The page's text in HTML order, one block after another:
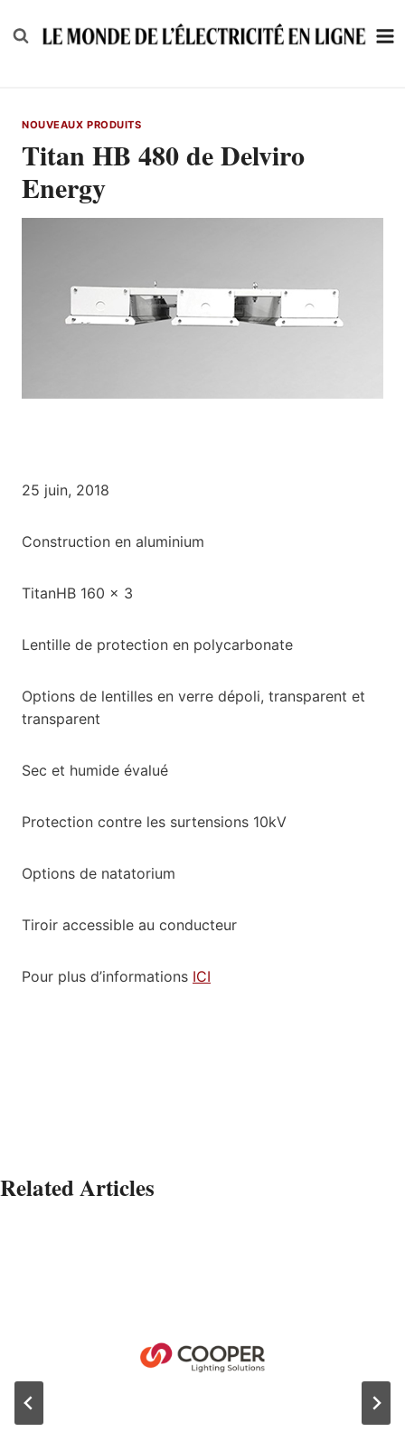
to
NOUVEAUX PRODUITS
Titan HB 480 de Delviro
Energy
25 juin, 2018
Construction en aluminium
TitanHB 160 x 3
Lentille de protection en polycarbonate
Options de lentilles en verre dépoli, transparent et
transparent
Sec et humide évalué
Protection contre les surtensions 10kV
Options de natatorium
Tiroir accessible au conducteur
Pour plus d’informations ICI
Related Articles